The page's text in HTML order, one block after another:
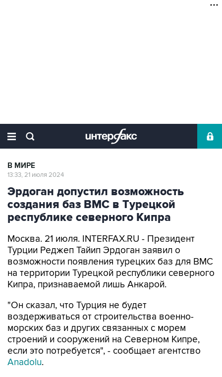
В МИРЕ
13:33, 21 июля 2024
Эрдоган допустил возможность
создания баз ВМС в Турецкой
республике северного Кипра
Москва. 21 июля. INTERFAX.RU - Президент
Турции Реджеп Тайип Эрдоган заявил о
возможности появления турецких баз для ВМС
на территории Турецкой республики северного
Кипра, признаваемой лишь Анкарой.
"Он сказал, что Турция не будет
воздерживаться от строительства военно-
морских баз и других связанных с морем
строений и сооружений на Северном Кипре,
если это потребуется", - сообщает агентство
Anadolu.